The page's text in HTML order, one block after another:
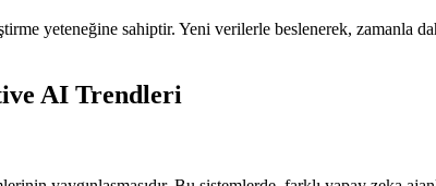
yeteneğine sahiptir. Yeni verilerle beslenerek, zamanla
AI Trendleri